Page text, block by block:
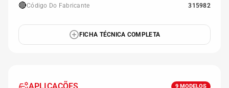
🔴Código Do Fabricante 315982
FICHA TÉCNICA COMPLETA
9 MODELOS